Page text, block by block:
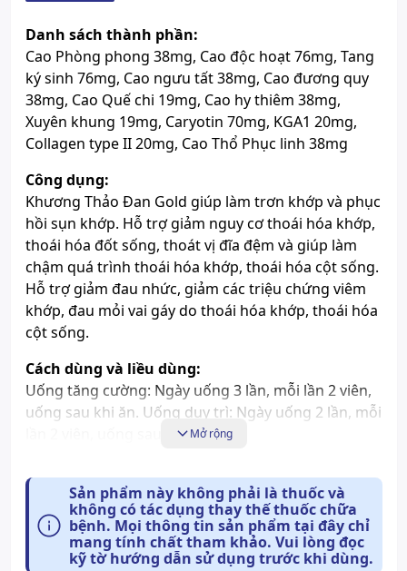
đau lưng, đau vai gáy, sưng
khớp, tê buồn chân tay do thoái
hoá khớp
Số đăng ký
6922/2021/ĐKSP
Lưu ý
Sản phẩm này không phải là
thuốc và không có tác dụng thay
thế thuốc chữa bệnh.
Danh sách thành phần:
Cao Phòng phong 38mg, Cao độc hoạt 76mg, Tang
ký sinh 76mg, Cao ngưu tất 38mg, Cao đương quy
38mg, Cao Quế chi 19mg, Cao hy thiêm 38mg,
Xuyên khung 19mg, Caryotin 70mg, KGA1 20mg,
Collagen type II 20mg, Cao Thổ Phục linh 38mg
Công dụng:
Khương Thảo Đan Gold giúp làm trơn khớp và phục
hồi sụn khớp. Hỗ trợ giảm nguy cơ thoái hóa khớp,
thoái hóa đốt sống, thoát vị đĩa đệm và giúp làm
chậm quá trình thoái hóa khớp, thoái hóa cột sống.
Hỗ trợ giảm đau nhức, giảm các triệu chứng viêm
khớp, đau mỏi vai gáy do thoái hóa khớp, thoái hóa
cột sống.
Cách dùng và liều dùng:
Uống tăng cường: Ngày uống 3 lần, mỗi lần 2 viên,
uống sau khi ăn. Uống duy trì: Ngày uống 2 lần, mỗi
lần 2 viên, uống sau khi ăn.
Chưa có thông tin
Những lưu ý khi sử dụng:
Chưa có thông tin
Mở rộng
Sản phẩm này không phải là thuốc và
không có tác dụng thay thế thuốc chữa
bệnh. Mọi thông tin sản phẩm tại đây chỉ
mang tính chất tham khảo. Vui lòng đọc
kỹ tờ hướng dẫn sử dụng trước khi dùng.